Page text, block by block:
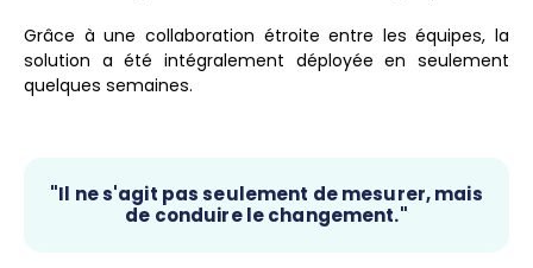
Grâce à une collaboration étroite entre les équipes, la
solution a été intégralement déployée en seulement
quelques semaines.
"Il ne s'agit pas seulement de mesurer, mais
de conduire le changement."